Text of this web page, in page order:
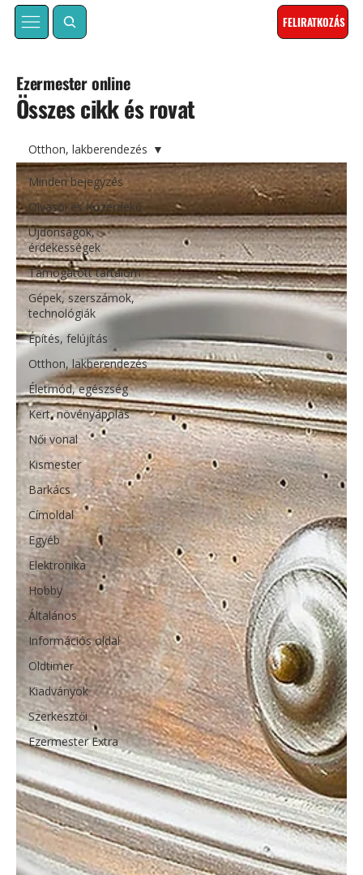
FELIRATKOZÁS
Összes cikk és rovat
Ezermester online
Minden bejegyzés
Olvasói és Közérdekű
Újdonságok,
érdekességek
Támogatott tartalom
Gépek, szerszámok,
technológiák
Építés, felújítás
Otthon, lakberendezés
Életmód, egészség
Kert, növényápolás
Női vonal
Kismester
Barkács
Címoldal
Egyéb
Elektronika
Hobby
Általános
Információs oldal
Oldtimer
Kiadványok
Szerkesztői
Ezermester Extra
Otthon, lakberendezés